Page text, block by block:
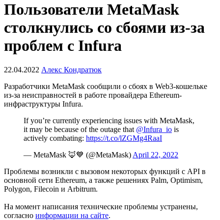
Пользователи MetaMask
столкнулись со сбоями из-за
проблем с Infura
22.04.2022 Алекс Кондратюк
Разработчики MetaMask сообщили о сбоях в Web3-кошельке
из-за неисправностей в работе провайдера Ethereum-
инфраструктуры Infura.
If you’re currently experiencing issues with MetaMask,
it may be because of the outage that @Infura_io is
actively combating: https://t.co/lZGMg4RaaI
— MetaMask 🦊💙 (@MetaMask) April 22, 2022
Проблемы возникли с вызовом некоторых функций с API в
основной сети Ethereum, а также решениях Palm, Optimism,
Polygon, Filecoin и Arbitrum.
На момент написания технические проблемы устранены,
согласно информации на сайте.